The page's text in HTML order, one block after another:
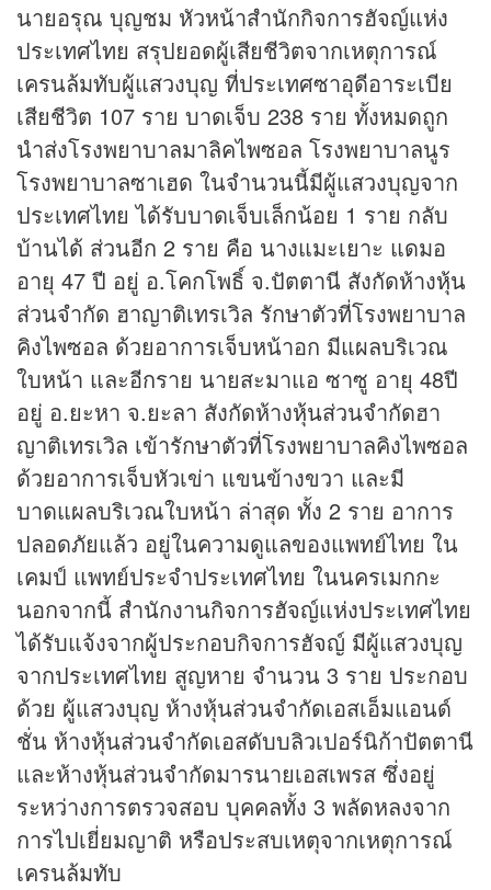
นายอรุณ บุญชม หัวหน้าสำนักกิจการฮัจญ์แห่ง
ประเทศไทย สรุปยอดผู้เสียชีวิตจากเหตุการณ์
เครนล้มทับผู้แสวงบุญ ที่ประเทศซาอุดีอาระเบีย
เสียชีวิต 107 ราย บาดเจ็บ 238 ราย ทั้งหมดถูก
นำส่งโรงพยาบาลมาลิคไพซอล โรงพยาบาลนูร
โรงพยาบาลซาเฮด ในจำนวนนี้มีผู้แสวงบุญจาก
ประเทศไทย ได้รับบาดเจ็บเล็กน้อย 1 ราย กลับ
บ้านได้ ส่วนอีก 2 ราย คือ นางแมะเยาะ แดมอ
อายุ 47 ปี อยู่ อ.โคกโพธิ์ จ.ปัตตานี สังกัดห้างหุ้น
ส่วนจำกัด ฮาญาติเทรเวิล รักษาตัวที่โรงพยาบาล
คิงไพซอล ด้วยอาการเจ็บหน้าอก มีแผลบริเวณ
ใบหน้า และอีกราย นายสะมาแอ ซาซู อายุ 48ปี
อยู่ อ.ยะหา จ.ยะลา สังกัดห้างหุ้นส่วนจำกัดฮา
ญาติเทรเวิล เข้ารักษาตัวที่โรงพยาบาลคิงไพซอล
ด้วยอาการเจ็บหัวเข่า แขนข้างขวา และมี
บาดแผลบริเวณใบหน้า ล่าสุด ทั้ง 2 ราย อาการ
ปลอดภัยแล้ว อยู่ในความดูแลของแพทย์ไทย ใน
เคมป์ แพทย์ประจำประเทศไทย ในนครเมกกะ
นอกจากนี้ สำนักงานกิจการฮัจญ์แห่งประเทศไทย
ได้รับแจ้งจากผู้ประกอบกิจการฮัจญ์ มีผู้แสวงบุญ
จากประเทศไทย สูญหาย จำนวน 3 ราย ประกอบ
ด้วย ผู้แสวงบุญ ห้างหุ้นส่วนจำกัดเอสเอ็มแอนด์
ชั่น ห้างหุ้นส่วนจำกัดเอสดับบลิวเปอร์นิก้าปัตตานี
และห้างหุ้นส่วนจำกัดมารนายเอสเพรส ซึ่งอยู่
ระหว่างการตรวจสอบ บุคคลทั้ง 3 พลัดหลงจาก
การไปเยี่ยมญาติ หรือประสบเหตุจากเหตุการณ์
เครนล้มทับ